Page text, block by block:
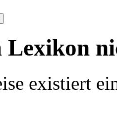
existiert